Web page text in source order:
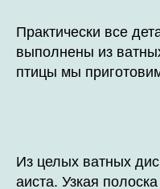
Практически все
выполнены из
птицы мы
Из целых ватных
аиста. Узкая